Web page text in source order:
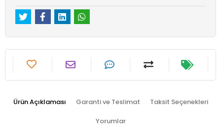
Ürün Açıklaması Garanti ve Teslimat Taksit Seçenekleri
Yorumlar